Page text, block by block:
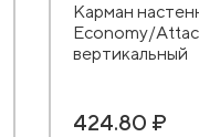
Карман
Economy/
вертикальный
424.80 ₽